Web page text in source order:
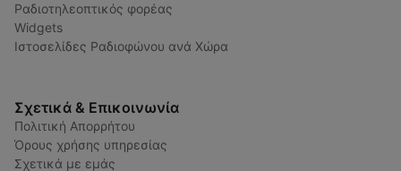
Ραδιοτηλεοπτικός φορέας
Widgets
Ιστοσελίδες Ραδιοφώνου ανά Χώρα
Σχετικά & Επικοινωνία
Πολιτική Απορρήτου
Όρους χρήσης υπηρεσίας
Σχετικά με εμάς